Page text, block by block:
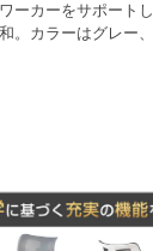
ーカーをサポート
。カラーはグレー